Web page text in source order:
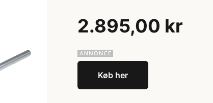
2.895,00 kr
Køb her